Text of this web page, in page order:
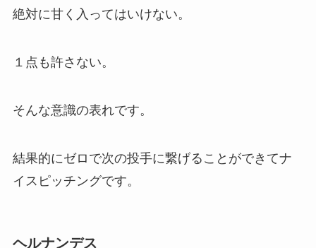
絶対に甘く入ってはいけない。
１点も許さない。
そんな意識の表れです。
結果的にゼロで次の投手に繋げることができてナ
イスピッチングです。
ヘルナンデス